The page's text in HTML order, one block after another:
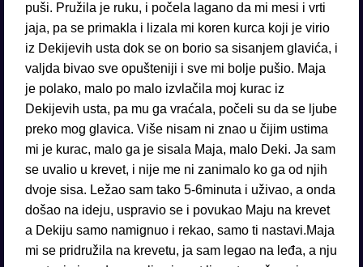
puši. Pružila je ruku, i počela lagano da mi mesi i vrti
jaja, pa se primakla i lizala mi koren kurca koji je virio
iz Dekijevih usta dok se on borio sa sisanjem glavića, i
valjda bivao sve opušteniji i sve mi bolje pušio. Maja
je polako, malo po malo izvlačila moj kurac iz
Dekijevih usta, pa mu ga vraćala, počeli su da se ljube
preko mog glavica. Više nisam ni znao u čijim ustima
mi je kurac, malo ga je sisala Maja, malo Deki. Ja sam
se uvalio u krevet, i nije me ni zanimalo ko ga od njih
dvoje sisa. Ležao sam tako 5-6minuta i uživao, a onda
došao na ideju, uspravio se i povukao Maju na krevet
a Dekiju samo namignuo i rekao, samo ti nastavi.Maja
mi se pridružila na krevetu, ja sam legao na leđa, a nju